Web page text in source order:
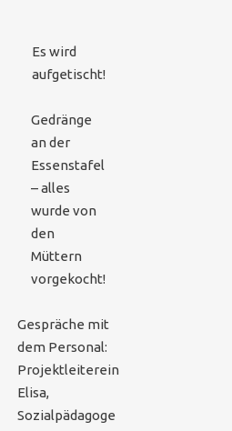
Es wird
aufgetischt!
Gedränge
an der
Essenstafel
– alles
wurde von
den
Müttern
vorgekocht!
Gespräche mit
dem Personal:
Projektleiterein
Elisa,
Sozialpädagoge